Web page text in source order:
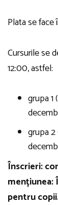
Plata se face
Cursurile se
12:00, astfel:
grupa 1
grupa 2
Înscrieri:
mențiunea:
pentru